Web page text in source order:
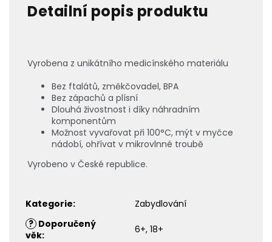
Detailní popis produktu
Vyrobena z unikátního medicínského materiálu
Bez ftalátů, změkčovadel, BPA
Bez zápachů a plísní
Dlouhá živostnost i díky náhradním
komponentům
Možnost vyvařovat při 100°C, mýt v myčce
nádobí, ohřívat v mikrovlnné troubě
Vyrobeno v České republice.
Kategorie:
Zabydlování
? Doporučený
věk: 6+, 18+